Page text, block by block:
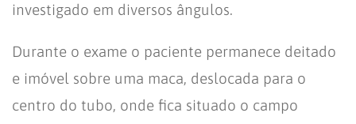
investigado em diversos ângulos.
Durante o exame o paciente permanece deitado
e imóvel sobre uma maca, deslocada para o
centro do tubo, onde fica situado o campo